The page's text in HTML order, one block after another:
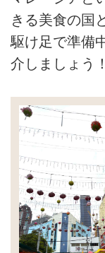
きる美食の国
駆け足で準備
介しましょう！